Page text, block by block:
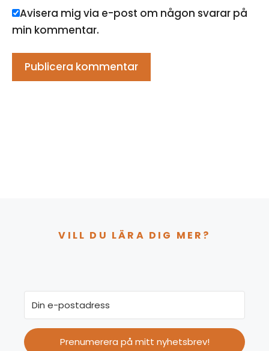
Avisera mig via e-post om någon svarar på
min kommentar.
VILL DU LÄRA DIG MER?
Prenumerera på mitt nyhetsbrev!